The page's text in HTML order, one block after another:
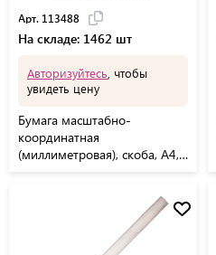
Арт. 113488
На складе: 1462 шт
Авторизуйтесь , чтобы
увидеть цену
Бумага масштабно-
координатная
(миллиметровая), скоба, А4,